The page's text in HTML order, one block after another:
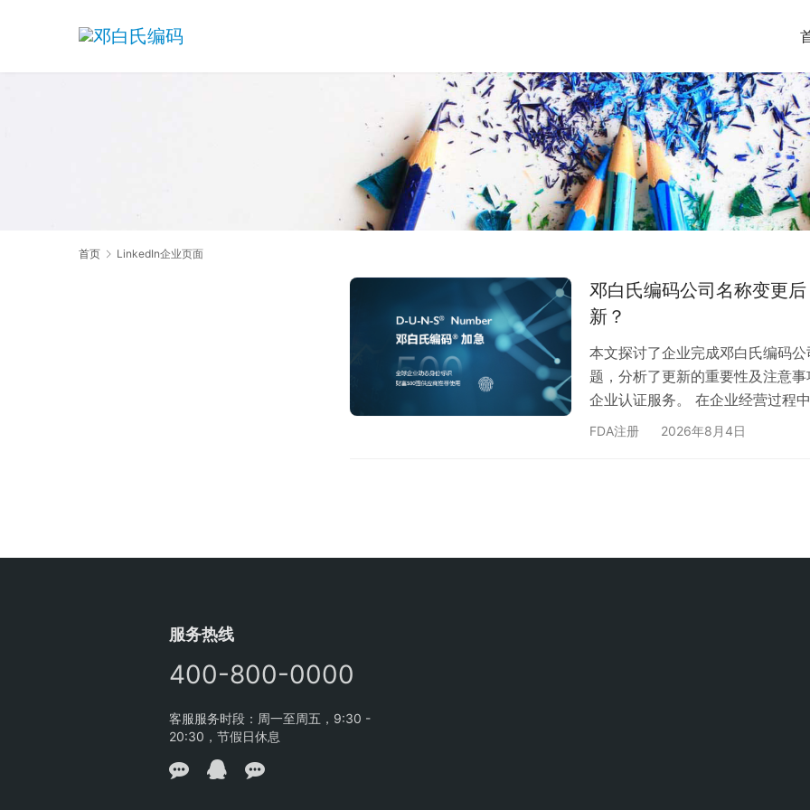
首页 LinkedIn企业页面
邓白氏编码公司名称变更
新？
本文探讨了企业完成邓白氏编码
题，分析了更新的重要性及注意
企业认证服务。 在企业经营过程
业已完成邓白氏编码(D-U-N-S
FDA注册 2026年8月4日
服务热线
400-800-0000
客服服务时段：周一至周五，9:30 -
20:30，节假日休息